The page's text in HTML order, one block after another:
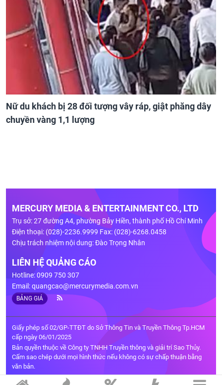
Nữ du khách bị 28 đối tượng vây ráp, giật phăng dây
chuyền vàng 1,1 lượng
MERCURY MEDIA & ENTERTAINMENT CO., LTD
Trụ sở: 27 đường A4, phường Bảy Hiền, thành phố Hồ Chí Minh
Điện thoại: (028)-2236.9999 Fax: (028)-6268.0458
Chịu trách nhiệm nội dung: Đào Trọng Nhân
LIÊN HỆ QUẢNG CÁO
Hotline: 0909 750 307
Email:quangcao@mercurymedia.com.vn
BẢNG GIÁ
Giấy phép số 02/GP-TTĐT do Sở Thông Tin và Truyền Thông Tp.HCM
cấp ngày 06/01/2025
Bản quyền thuộc về Công ty TNHH Truyền thông và giải trí Sao Thủy.
Cấm sao chép dưới mọi hình thức nếu không có sự chấp thuận bằng
văn bản.